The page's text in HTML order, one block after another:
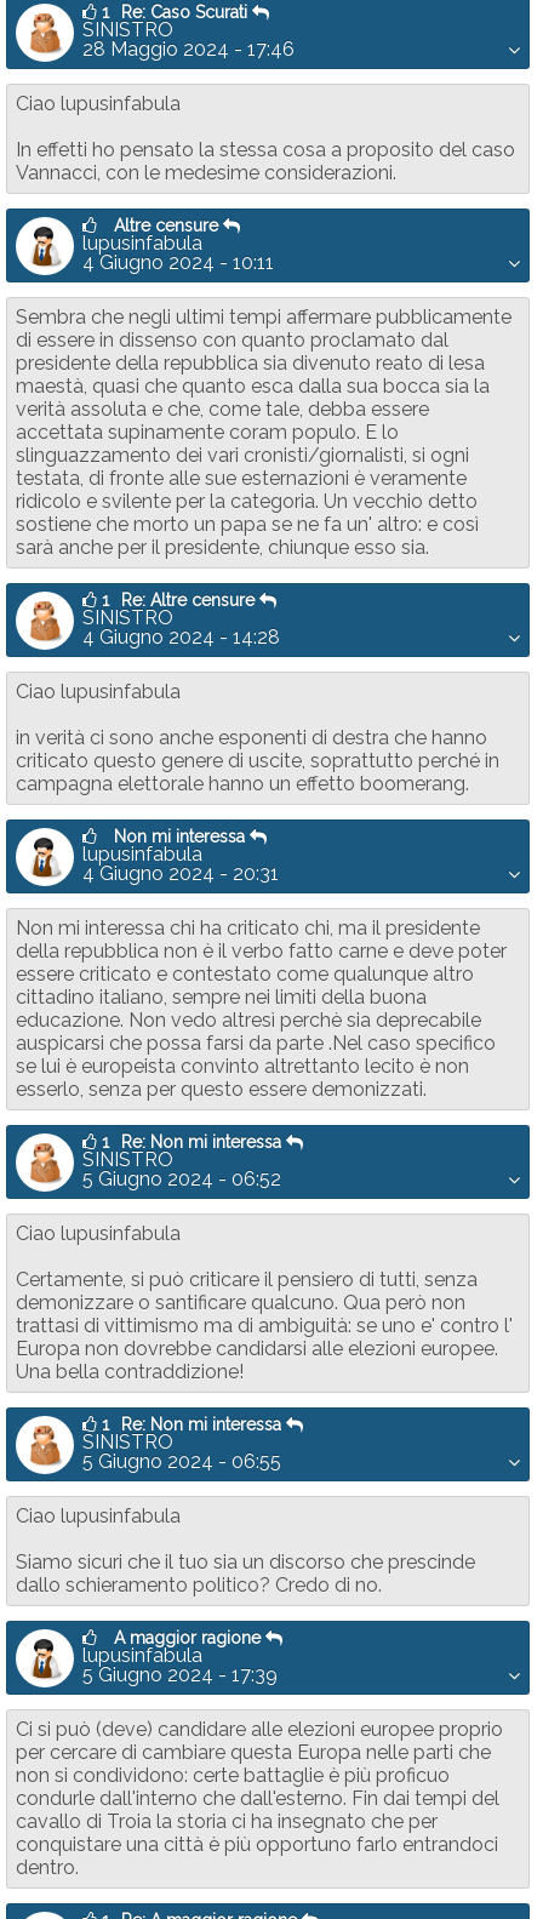
1 Re: Caso Scurati
SINISTRO
28 Maggio 2024 - 17:46
Ciao lupusinfabula
In effetti ho pensato la stessa cosa a proposito del caso
Vannacci, con le medesime considerazioni.
Altre censure
lupusinfabula
4 Giugno 2024 - 10:11
Sembra che negli ultimi tempi affermare pubblicamente
di essere in dissenso con quanto proclamato dal
presidente della repubblica sia divenuto reato di lesa
maestà, quasi che quanto esca dalla sua bocca sia la
verità assoluta e che, come tale, debba essere
accettata supinamente coram populo. E lo
slinguazzamento dei vari cronisti/giornalisti, si ogni
testata, di fronte alle sue esternazioni è veramente
ridicolo e svilente per la categoria. Un vecchio detto
sostiene che morto un papa se ne fa un' altro: e così
sarà anche per il presidente, chiunque esso sia.
1 Re: Altre censure
SINISTRO
4 Giugno 2024 - 14:28
Ciao lupusinfabula
in verità ci sono anche esponenti di destra che hanno
criticato questo genere di uscite, soprattutto perché in
campagna elettorale hanno un effetto boomerang.
Non mi interessa
lupusinfabula
4 Giugno 2024 - 20:31
Non mi interessa chi ha criticato chi, ma il presidente
della repubblica non è il verbo fatto carne e deve poter
essere criticato e contestato come qualunque altro
cittadino italiano, sempre nei limiti della buona
educazione. Non vedo altresì perchè sia deprecabile
auspicarsi che possa farsi da parte .Nel caso specifico
se lui è europeista convinto altrettanto lecito è non
esserlo, senza per questo essere demonizzati.
1 Re: Non mi interessa
SINISTRO
5 Giugno 2024 - 06:52
Ciao lupusinfabula
Certamente, si può criticare il pensiero di tutti, senza
demonizzare o santificare qualcuno. Qua però non
trattasi di vittimismo ma di ambiguità: se uno e' contro l'
Europa non dovrebbe candidarsi alle elezioni europee.
Una bella contraddizione!
1 Re: Non mi interessa
SINISTRO
5 Giugno 2024 - 06:55
Ciao lupusinfabula
Siamo sicuri che il tuo sia un discorso che prescinde
dallo schieramento politico? Credo di no.
A maggior ragione
lupusinfabula
5 Giugno 2024 - 17:39
Ci si può (deve) candidare alle elezioni europee proprio
per cercare di cambiare questa Europa nelle parti che
non si condividono: certe battaglie è più proficuo
condurle dall'interno che dall'esterno. Fin dai tempi del
cavallo di Troia la storia ci ha insegnato che per
conquistare una città è più opportuno farlo entrandoci
dentro.